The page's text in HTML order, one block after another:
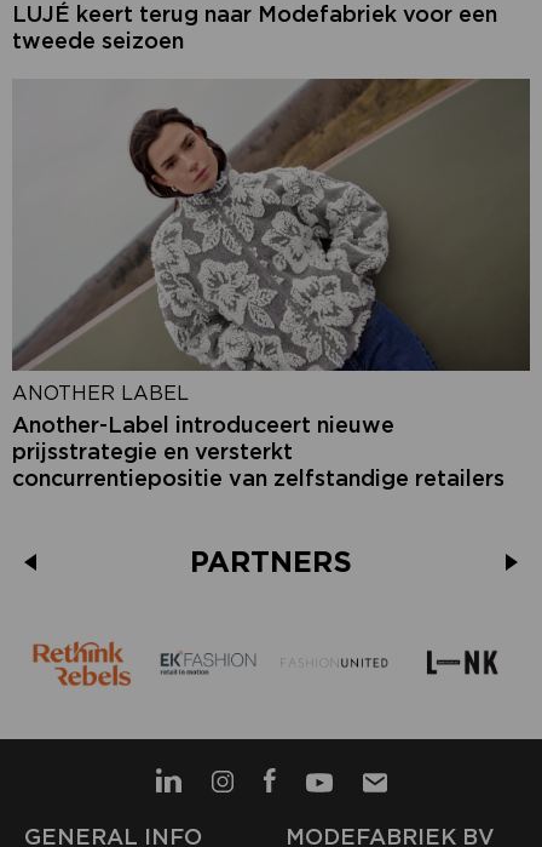
LUJÉ keert terug naar Modefabriek voor een
tweede seizoen
ANOTHER LABEL
Another-Label introduceert nieuwe
prijsstrategie en versterkt
concurrentiepositie van zelfstandige retailers
PARTNERS
GENERAL INFO MODEFABRIEK BV